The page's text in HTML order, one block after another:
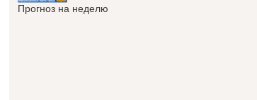
Прогноз на неделю